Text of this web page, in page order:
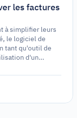
les factures
à simplifier leurs
le logiciel de
tant qu'outil de
d'un
?